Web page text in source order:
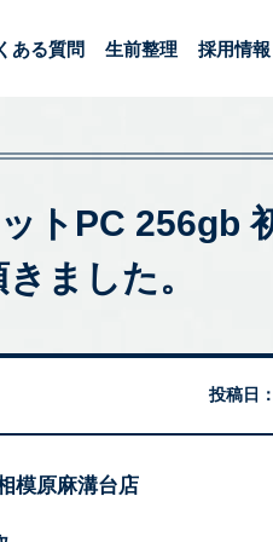
ある質問 生前整理 採用情報
トPC 256gb
ました。
投稿日：
模原麻溝台店